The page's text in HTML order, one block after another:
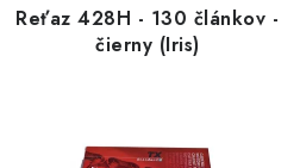
Reťaz 428H - 130 článkov -
čierny (Iris)